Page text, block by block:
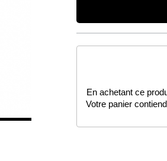
En achetant ce
Votre panier